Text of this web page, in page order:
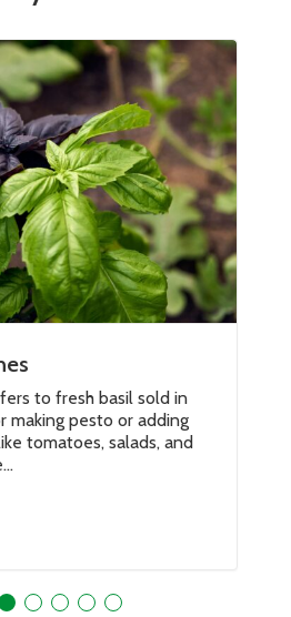
to fresh basil sold in
making pesto or adding
tomatoes, salads, and